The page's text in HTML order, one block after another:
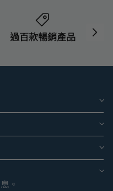
過百款暢銷產品
。